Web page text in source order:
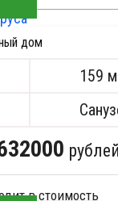
дом
159
рублей